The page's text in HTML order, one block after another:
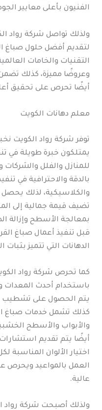
الفنيون بأعلى معايير
ولذلك تواصل شركة رواد
لتقديم أفضل حلول صباغ
التقنيات والخامات
وعروضًا مميزة، كذلك تضمن
أيضًا تحرص على تحقيق
معلم دهانات الكويت
توفر شركة رواد الكويت
يمتلكون خبرة طويلة في
للمنازل والفلل والشركات
بالدقة والاحترافية في
والكلاسيكية، لذلك
تضيف قيمة جمالية إلى
بمعالجة الأسطح وإزالة
قبل تنفيذ أعمال صباغ
الدهانات التي تتميز
كما تحرص شركة رواد
باستخدام أحدث المعدات
يتم الحصول على تشطيب
كذلك تشمل خدمات صباغ
والأبواب والأسطح
أيضًا يتم تقديم
اختيار الألوان المناسبة
العمل بالمواعيد ويحرص
عالية.
ولذلك أصبحت شركة رواد